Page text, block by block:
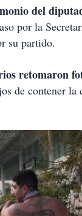
del
por la
su partido.
retomaron
de contener la